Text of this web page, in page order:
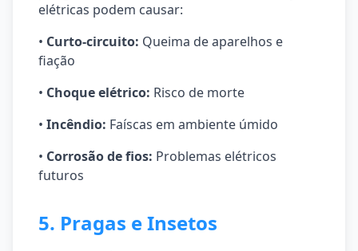
elétricas podem causar:
• Curto-circuito: Queima de aparelhos e
fiação
• Choque elétrico: Risco de morte
• Incêndio: Faíscas em ambiente úmido
• Corrosão de fios: Problemas elétricos
futuros
5. Pragas e Insetos